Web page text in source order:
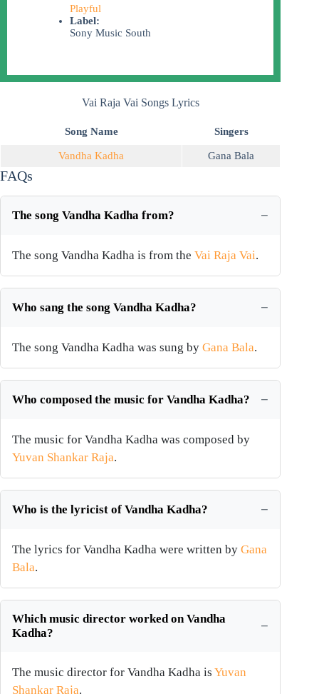
Playful
Label:
Sony Music South
Vai Raja Vai Songs Lyrics
Song Name Singers
Vandha Kadha Gana Bala
FAQs
The song Vandha Kadha from?
The song Vandha Kadha is from the Vai Raja Vai.
Who sang the song Vandha Kadha?
The song Vandha Kadha was sung by Gana Bala.
Who composed the music for Vandha Kadha?
The music for Vandha Kadha was composed by
Yuvan Shankar Raja.
Who is the lyricist of Vandha Kadha?
The lyrics for Vandha Kadha were written by Gana
Bala.
Which music director worked on Vandha
Kadha?
The music director for Vandha Kadha is Yuvan
Shankar Raja.